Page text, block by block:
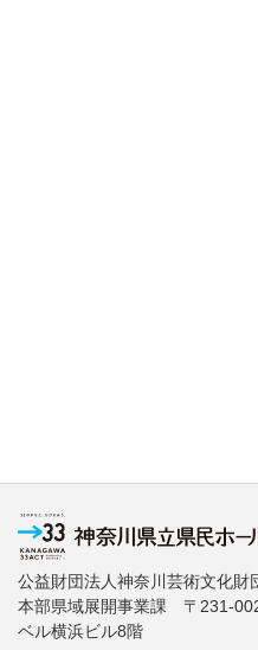
公益財団法人神奈川芸術文化財
本部県域展開事業課 〒231-
ベル横浜ビル8階